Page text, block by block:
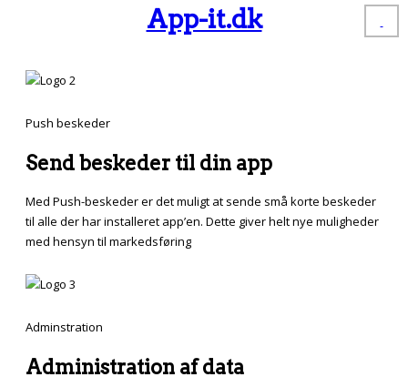
App-it.dk
Push beskeder
Send beskeder til din app
Med Push-beskeder er det muligt at sende små korte beskeder
til alle der har installeret app’en. Dette giver helt nye muligheder
med hensyn til markedsføring
Adminstration
Administration af data